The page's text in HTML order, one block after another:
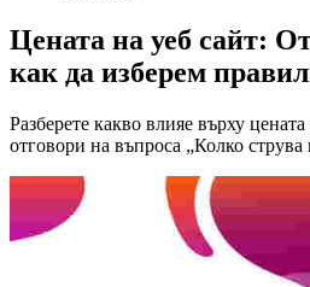
Цената на уеб сайт:
как да изберем
Разберете какво влияе върху
отговори на въпроса „Колко струва